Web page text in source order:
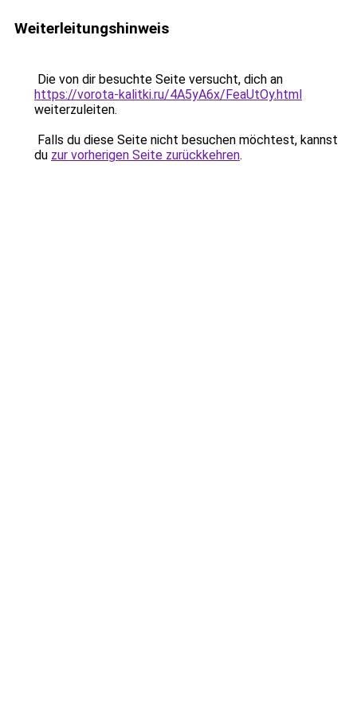
Weiterleitungshinweis
Die von dir besuchte Seite versucht, dich an
https://vorota-kalitki.ru/4A5yA6x/FeaUtOy.html
weiterzuleiten.
Falls du diese Seite nicht besuchen möchtest, kannst
du zur vorherigen Seite zurückkehren.